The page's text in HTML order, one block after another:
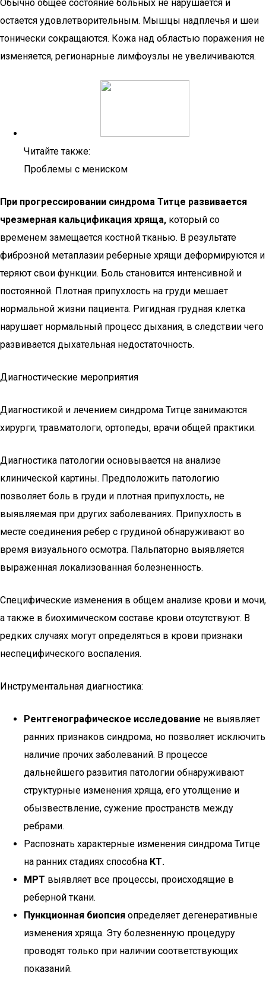
Обычно общее состояние больных не нарушается и
остается удовлетворительным. Мышцы надплечья и шеи
тонически сокращаются. Кожа над областью поражения не
изменяется, регионарные лимфоузлы не увеличиваются.
Читайте также:
Проблемы с мениском
При прогрессировании синдрома Титце развивается
чрезмерная кальцификация хряща, который со
временем замещается костной тканью. В результате
фиброзной метаплазии реберные хрящи деформируются и
теряют свои функции. Боль становится интенсивной и
постоянной. Плотная припухлость на груди мешает
нормальной жизни пациента. Ригидная грудная клетка
нарушает нормальный процесс дыхания, в следствии чего
развивается дыхательная недостаточность.
Диагностические мероприятия
Диагностикой и лечением синдрома Титце занимаются
хирурги, травматологи, ортопеды, врачи общей практики.
Диагностика патологии основывается на анализе
клинической картины. Предположить патологию
позволяет боль в груди и плотная припухлость, не
выявляемая при других заболеваниях. Припухлость в
месте соединения ребер с грудиной обнаруживают во
время визуального осмотра. Пальпаторно выявляется
выраженная локализованная болезненность.
Специфические изменения в общем анализе крови и мочи,
а также в биохимическом составе крови отсутствуют. В
редких случаях могут определяться в крови признаки
неспецифического воспаления.
Инструментальная диагностика:
Рентгенографическое исследование не выявляет
ранних признаков синдрома, но позволяет исключить
наличие прочих заболеваний. В процессе
дальнейшего развития патологии обнаруживают
структурные изменения хряща, его утолщение и
обызвествление, сужение пространств между
ребрами.
Распознать характерные изменения синдрома Титце
на ранних стадиях способна КТ.
МРТ выявляет все процессы, происходящие в
реберной ткани.
Пункционная биопсия определяет дегенеративные
изменения хряща. Эту болезненную процедуру
проводят только при наличии соответствующих
показаний.